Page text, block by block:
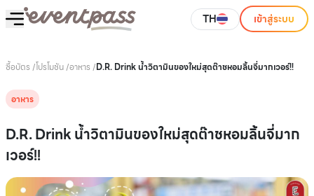
TH เข้าสู่ระบบ
ซื้อบัตร /โปรโมชัน/อาหาร /D.R. Drink น้ำวิตามินของใหม่สุดต๊าชหอมลิ้นจี่มากเวอร์!!
อาหาร
D.R. Drink น้ำวิตามินของใหม่สุดต๊าชหอมลิ้นจี่มาก
เวอร์!!